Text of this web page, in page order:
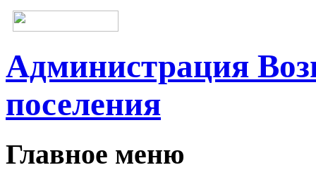
Администрация
поселения
Главное меню